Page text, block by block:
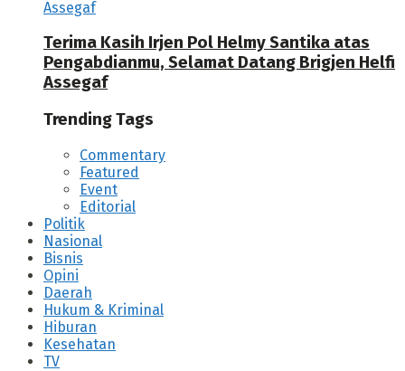
Terima Kasih Irjen Pol Helmy Santika atas
Pengabdianmu, Selamat Datang Brigjen Helfi
Assegaf
Trending Tags
Commentary
Featured
Event
Editorial
Politik
Nasional
Bisnis
Opini
Daerah
Hukum & Kriminal
Hiburan
Kesehatan
TV